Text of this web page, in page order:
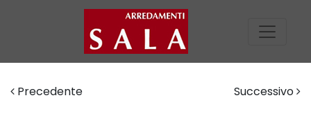
Precedente Successivo